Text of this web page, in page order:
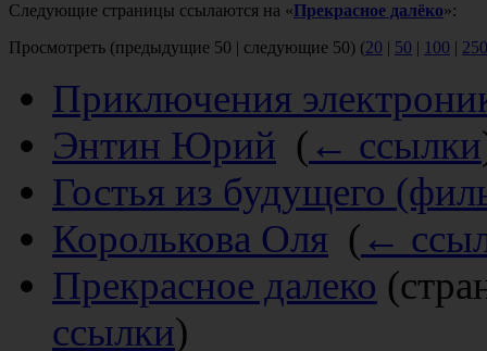
Следующие страницы ссылаются на «Прекрасное далёко»:
Просмотреть (предыдущие 50 | следующие 50) (20 | 50 | 100 | 250
Приключения
Энтин Юрий ( ← ссылки
Гостья из будущего
Королькова Оля ( ←
Прекрасное далеко
ссылки)